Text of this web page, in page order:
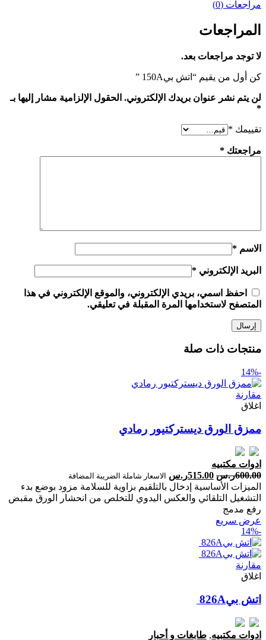
مراجعات (0)
المراجعات
لا توجد مراجعات بعد.
كن أول من يقيم “‎‎اتش بي‎‎ ‎150‎A‎”
لن يتم نشر عنوان بريدك الإلكتروني. الحقول الإلزامية مشار إليها بـ
*
تقييمك *
مراجعتك *
الاسم *
البريد الإلكتروني *
احفظ اسمي، بريدي الإلكتروني، والموقع الإلكتروني في هذا
المتصفح لاستخدامها المرة المقبلة في تعليقي.
منتجات ذات صلة
-14%
مقارنة
اغلاق
ممزق الورق ديستركتيور رمادي
ادوات مكتبيه
600.00ر.س 515.00ر.س الاسعار شاملة الضريبة المضافة
الميزات الأساسية إدخال بالتلقيم بزاوية للسلامة مزود بوضع بدء
التشغيل التلقائي والعكس اليدوي للتخلص من انحشار الورق مقبض
رفع مدمج
عرض سريع
-14%
مقارنة
اغلاق
اتش بي‎‎ ‎826‎A
ادوات مكتبيه, طابغات و أحبار